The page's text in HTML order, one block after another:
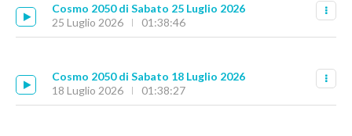
Cosmo 2050 di Sabato 25 Luglio 2026
25 Luglio 2026
01:38:46
Cosmo 2050 di Sabato 18 Luglio 2026
18 Luglio 2026
01:38:27